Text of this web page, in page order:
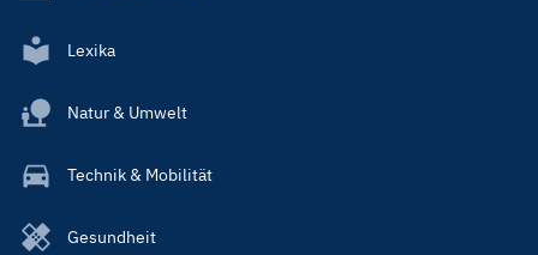
Lexika
Natur & Umwelt
Technik & Mobilität
Gesundheit